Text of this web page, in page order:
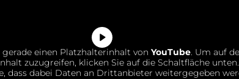
gerade einen Platzhalterinhalt von YouTube. Um auf
zuzugreifen, klicken Sie auf die Schaltfläche
dass dabei Daten an Drittanbieter weitergegeben